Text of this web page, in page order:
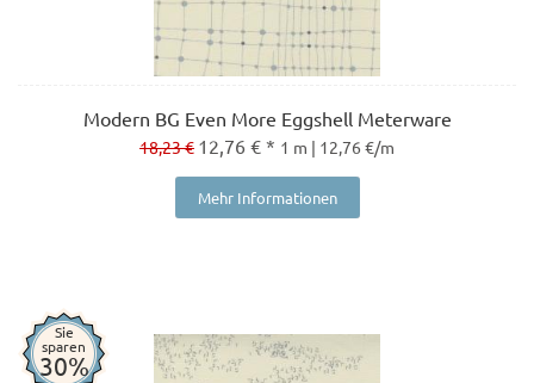
Modern BG Even More Eggshell Meterware
18,23 € 12,76 € * 1 m | 12,76 €/m
Mehr Informationen
Sie
sparen
30%